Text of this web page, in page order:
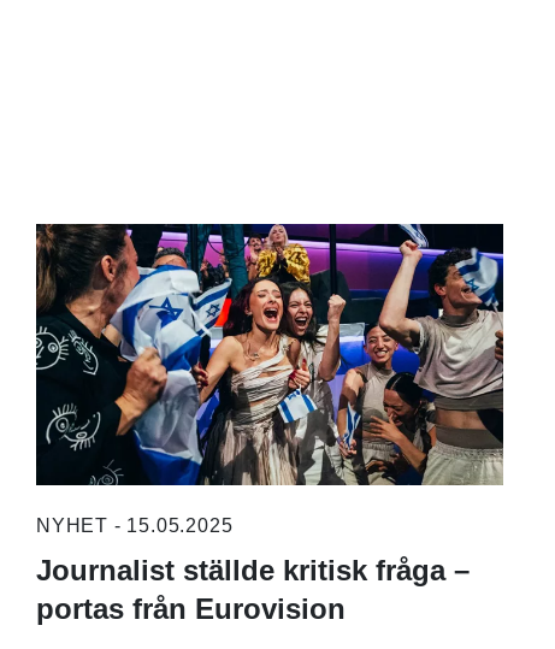
NYHET - 15.05.2025
Journalist ställde kritisk fråga –
portas från Eurovision